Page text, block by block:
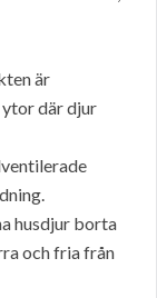
är
ytor där djur
husdjur borta
och fria från